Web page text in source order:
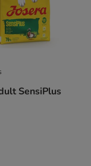
SensiPlus